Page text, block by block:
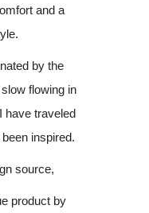
and a
by the
flowing in
have traveled
inspired.
source,
product by